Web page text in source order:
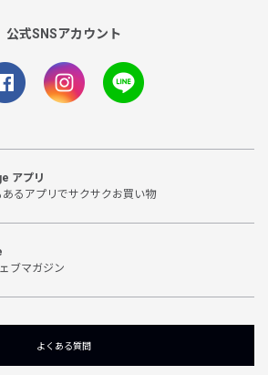
公式SNSアカウント
アプリ
あるアプリでサクサクお買い物
ブマガジン
よくある質問